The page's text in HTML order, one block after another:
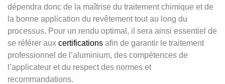
dépendra donc de la maîtrise du traitement chimique et de
la bonne application du revêtement tout au long du
processus. Pour un rendu optimal, il sera ainsi essentiel de
se référer aux certifications afin de garantir le traitement
professionnel de l’aluminium, des compétences de
l’applicateur et du respect des normes et
recommandations.